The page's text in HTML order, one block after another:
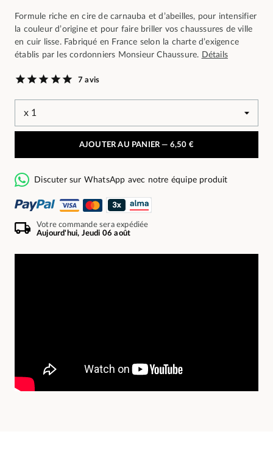
Formule riche en cire de carnauba et d’abeilles, pour intensifier
la couleur d’origine et pour faire briller vos chaussures de ville
en cuir lisse. Fabriqué en France selon la charte d’exigence
établis par les cordonniers Monsieur Chaussure. Détails
7 avis
AJOUTER AU PANIER — 6,50 €
Discuter sur WhatsApp avec notre équipe produit
Votre commande sera expédiée
Aujourd'hui, Jeudi 06 août